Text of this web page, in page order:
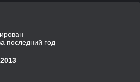
последний год